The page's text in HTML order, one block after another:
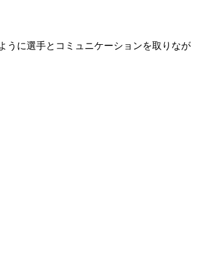
うに選手とコミュニケーションを取りなが